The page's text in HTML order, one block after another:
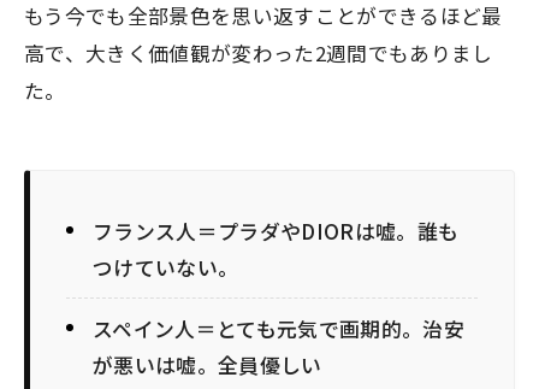
もう今でも全部景色を思い返すことができるほど最
高で、大きく価値観が変わった2週間でもありまし
た。
フランス人＝プラダやDIORは嘘。誰も
つけていない。
スペイン人＝とても元気で画期的。治安
が悪いは嘘。全員優しい